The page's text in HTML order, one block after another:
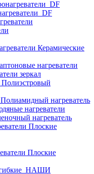
Керамические
нагреватели
зеркал
Полиэстровый
Полиамидный нагреватель
нагреватели
нагреватель
Плоские
Плоские